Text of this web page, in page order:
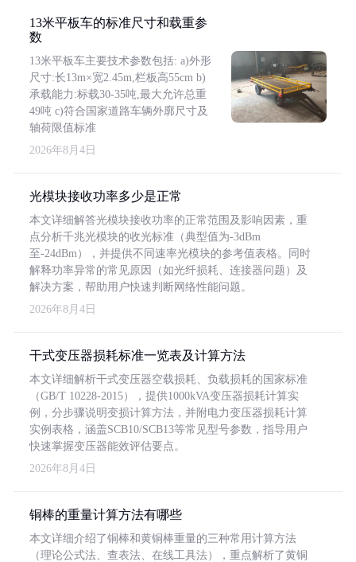
13米平板车的标准尺寸和载重参
数
13米平板车主要技术参数包括: a)外形
尺寸:长13m×宽2.45m,栏板高55cm b)
承载能力:标载30-35吨,最大允许总重
49吨 c)符合国家道路车辆外廓尺寸及
轴荷限值标准
2026年8月4日
光模块接收功率多少是正常
本文详细解答光模块接收功率的正常范围及影响因素，重
点分析千兆光模块的收光标准（典型值为-3dBm
至-24dBm），并提供不同速率光模块的参考值表格。同时
解释功率异常的常见原因（如光纤损耗、连接器问题）及
解决方案，帮助用户快速判断网络性能问题。
2026年8月4日
干式变压器损耗标准一览表及计算方法
本文详细解析干式变压器空载损耗、负载损耗的国家标准
（GB/T 10228-2015），提供1000kVA变压器损耗计算实
例，分步骤说明变损计算方法，并附电力变压器损耗计算
实例表格，涵盖SCB10/SCB13等常见型号参数，指导用户
快速掌握变压器能效评估要点。
2026年8月4日
铜棒的重量计算方法有哪些
本文详细介绍了铜棒和黄铜棒重量的三种常用计算方法
（理论公式法、查表法、在线工具法），重点解析了黄铜